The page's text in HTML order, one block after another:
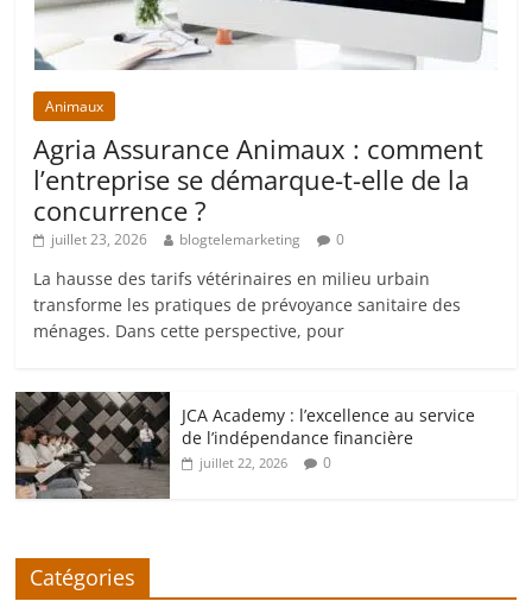
Animaux
Agria Assurance Animaux : comment
l’entreprise se démarque-t-elle de la
concurrence ?
juillet 23, 2026 blogtelemarketing 0
La hausse des tarifs vétérinaires en milieu urbain
transforme les pratiques de prévoyance sanitaire des
ménages. Dans cette perspective, pour
JCA Academy : l’excellence au service
de l’indépendance financière
juillet 22, 2026 0
Catégories